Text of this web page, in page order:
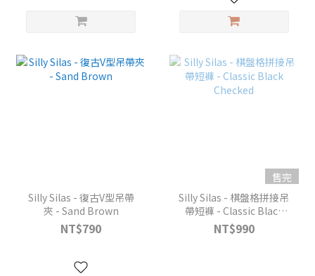
Silly Silas - 復古V型吊帶
夾 - Sand Brown
NT$790
售完
Silly Silas - 棋盤格拼接吊
帶短褲 - Classic Black
Checked
NT$990